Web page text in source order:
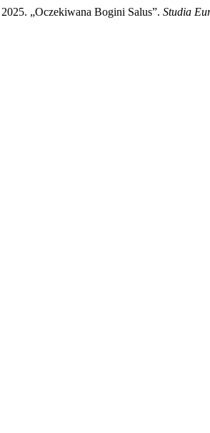
„Oczekiwana Bogini Salus”. Studia